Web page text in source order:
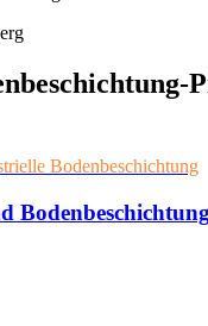
Bodenbeschichtung
Bodenbeschichtung